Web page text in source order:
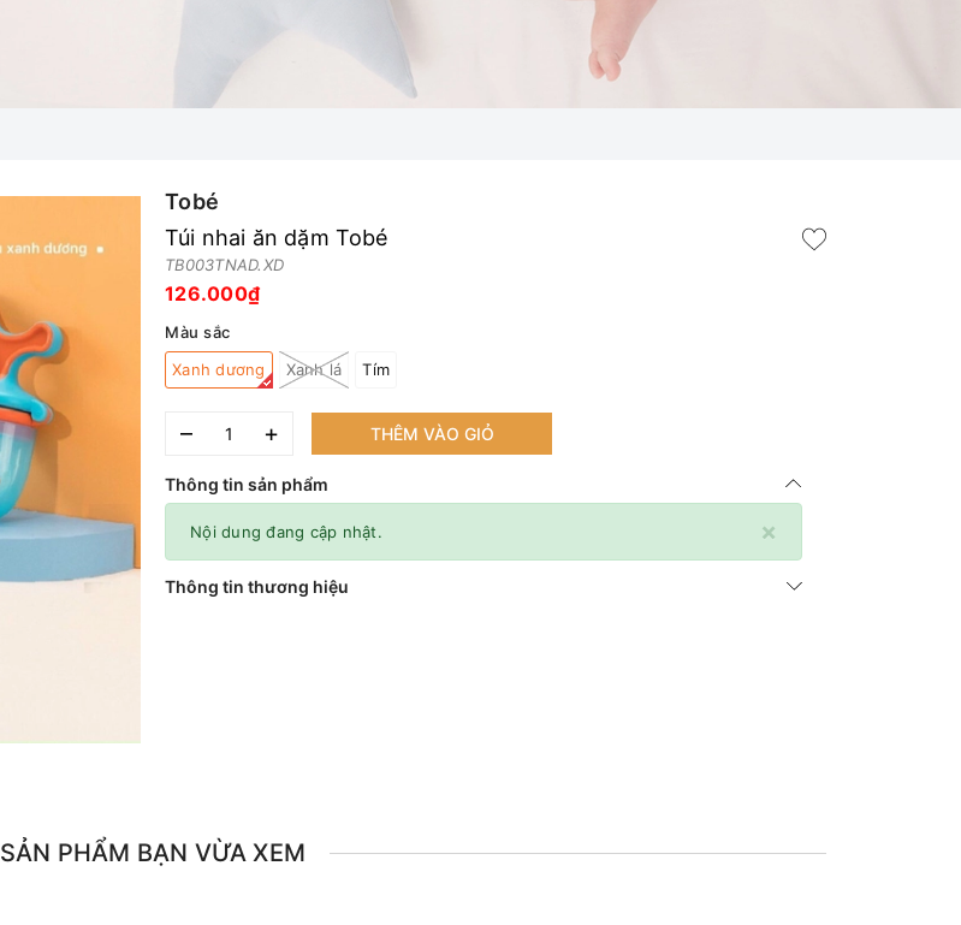
Tobé
Túi nhai ăn dặm Tobé
TB003TNAD.XD
126.000₫
Màu sắc
Xanh dương
Xanh lá Tím
– + THÊM VÀO GIỎ
Thông tin sản phẩm
×
Nội dung đang cập nhật.
Thông tin thương hiệu
SẢN PHẨM BẠN VỪA XEM